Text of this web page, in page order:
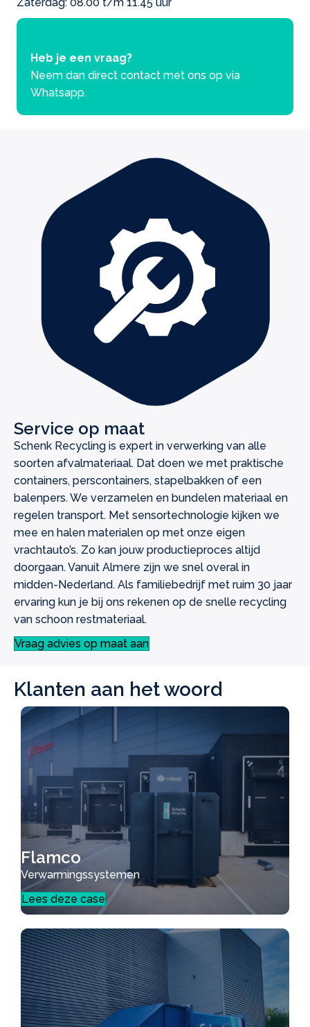
Heb je een vraag?
Neem dan direct contact met ons op via
Whatsapp.
Service op maat
Schenk Recycling is expert in verwerking van alle
soorten afvalmateriaal. Dat doen we met praktische
containers, perscontainers, stapelbakken of een
balenpers. We verzamelen en bundelen materiaal en
regelen transport. Met sensortechnologie kijken we
mee en halen materialen op met onze eigen
vrachtauto’s. Zo kan jouw productieproces altijd
doorgaan. Vanuit Almere zijn we snel overal in
midden-Nederland. Als familiebedrijf met ruim 30 jaar
ervaring kun je bij ons rekenen op de snelle recycling
van schoon restmateriaal.
Vraag advies op maat aan
Klanten aan het woord
Flamco
Verwarmingssystemen
Lees deze case